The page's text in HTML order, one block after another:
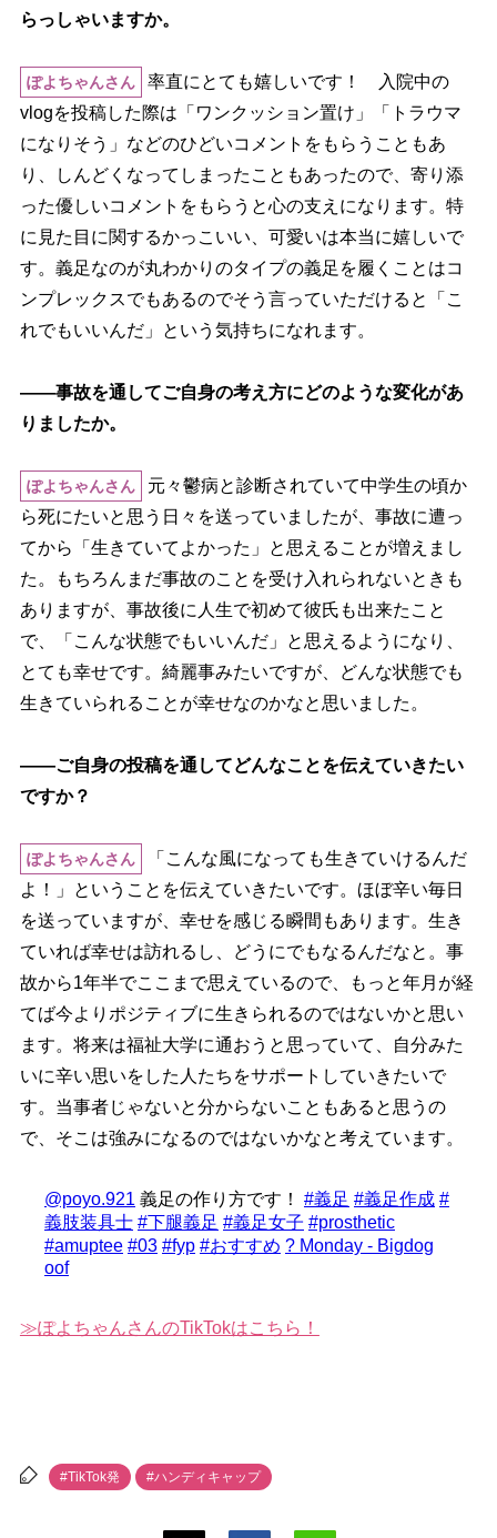
らっしゃいますか。
ぽよちゃんさん
率直にとても嬉しいです！ 入院中の
vlogを投稿した際は「ワンクッション置け」「トラウマ
になりそう」などのひどいコメントをもらうこともあ
り、しんどくなってしまったこともあったので、寄り添
った優しいコメントをもらうと心の支えになります。特
に見た目に関するかっこいい、可愛いは本当に嬉しいで
す。義足なのが丸わかりのタイプの義足を履くことはコ
ンプレックスでもあるのでそう言っていただけると「こ
れでもいいんだ」という気持ちになれます。
――事故を通してご自身の考え方にどのような変化があ
りましたか。
ぽよちゃんさん
元々鬱病と診断されていて中学生の頃か
ら死にたいと思う日々を送っていましたが、事故に遭っ
てから「生きていてよかった」と思えることが増えまし
た。もちろんまだ事故のことを受け入れられないときも
ありますが、事故後に人生で初めて彼氏も出来たこと
で、「こんな状態でもいいんだ」と思えるようになり、
とても幸せです。綺麗事みたいですが、どんな状態でも
生きていられることが幸せなのかなと思いました。
――ご自身の投稿を通してどんなことを伝えていきたい
ですか？
ぽよちゃんさん
「こんな風になっても生きていけるんだ
よ！」ということを伝えていきたいです。ほぼ辛い毎日
を送っていますが、幸せを感じる瞬間もあります。生き
ていれば幸せは訪れるし、どうにでもなるんだなと。事
故から1年半でここまで思えているので、もっと年月が経
てば今よりポジティブに生きられるのではないかと思い
ます。将来は福祉大学に通おうと思っていて、自分みた
いに辛い思いをした人たちをサポートしていきたいで
す。当事者じゃないと分からないこともあると思うの
で、そこは強みになるのではないかなと考えています。
@poyo.921 義足の作り方です！ #義足 #義足作成 #
義肢装具士 #下腿義足 #義足女子 #prosthetic
#amuptee #03 #fyp #おすすめ ? Monday - Bigdog
oof
ぽよちゃんさんのTikTokはこちら！
#TikTok発 #ハンディキャップ